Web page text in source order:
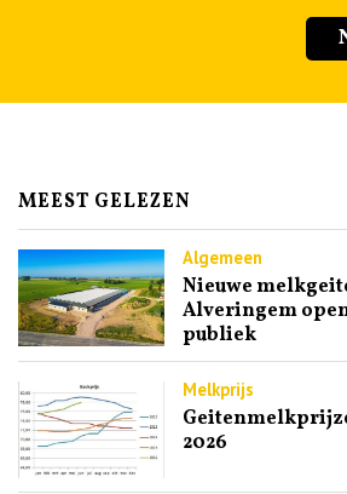
MEEST GELEZEN
Algemeen
Nieuwe
Alveringem
publiek
Melkprijs
2026